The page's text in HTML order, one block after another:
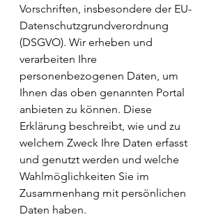
Vorschriften, insbesondere der EU-
Datenschutzgrundverordnung
(DSGVO). Wir erheben und
verarbeiten Ihre
personenbezogenen Daten, um
Ihnen das oben genannten Portal
anbieten zu können. Diese
Erklärung beschreibt, wie und zu
welchem Zweck Ihre Daten erfasst
und genutzt werden und welche
Wahlmöglichkeiten Sie im
Zusammenhang mit persönlichen
Daten haben.